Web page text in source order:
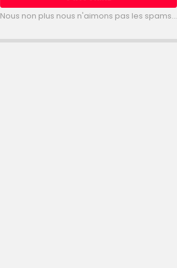
Nous non plus nous n'aimons pas les spams...